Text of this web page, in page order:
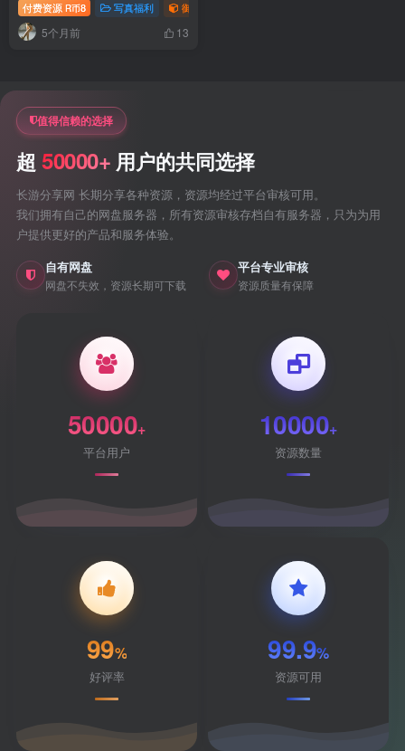
付费资源 R币8 写真福利 御姐写真照片专题
5个月前 13
值得信赖的选择
超50000+ 用户的共同选择
长游分享网 长期分享各种资源，资源均经过平台审核可用。
我们拥有自己的网盘服务器，所有资源审核存档自有服务器，只为为用
户提供更好的产品和服务体验。
自有网盘
网盘不失效，资源长期可下载
平台专业审核
资源质量有保障
50000+
平台用户
10000+
资源数量
99%
好评率
99.9%
资源可用